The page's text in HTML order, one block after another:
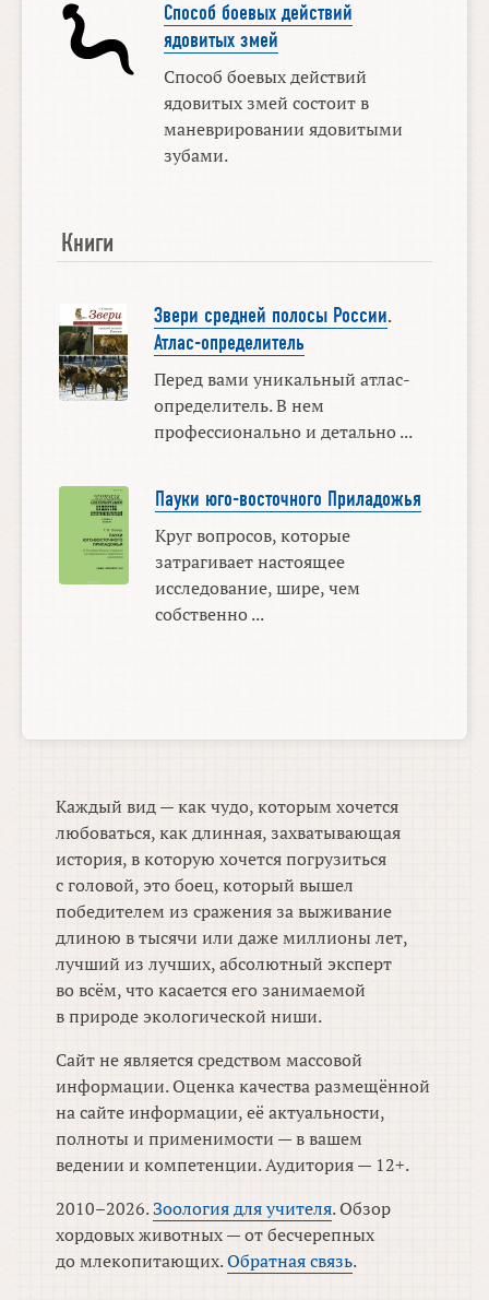
Способ боевых действий
ядовитых змей
Способ боевых действий
ядовитых змей состоит в
маневрировании ядовитыми
зубами.
Книги
Звери средней полосы России.
Атлас-определитель
Перед вами уникальный атлас-
определитель. В нем
профессионально и детально ...
Пауки юго-восточного Приладожья
Круг вопросов, которые
затрагивает настоящее
исследование, шире, чем
собственно ...
Каждый вид — как чудо, которым хочется
любоваться, как длинная, захватывающая
история, в которую хочется погрузиться
с головой, это боец, который вышел
победителем из сражения за выживание
длиною в тысячи или даже миллионы лет,
лучший из лучших, абсолютный эксперт
во всём, что касается его занимаемой
в природе экологической ниши.
Сайт не является средством массовой
информации. Оценка качества размещённой
на сайте информации, её актуальности,
полноты и применимости — в вашем
ведении и компетенции. Аудитория — 12+.
2010–2026.Зоология для учителя. Обзор
хордовых животных — от бесчерепных
до млекопитающих.Обратная связь.